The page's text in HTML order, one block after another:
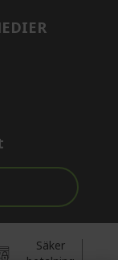
Säker